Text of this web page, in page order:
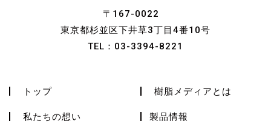
〒167-0022
東京都杉並区下井草3丁目4番10号
TEL： 03-3394-8221
トップ
私たちの想い
樹脂メディアとは
製品情報